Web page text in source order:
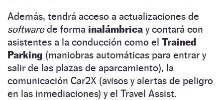
Además, tendrá acceso a actualizaciones de
softwarede forma inalámbrica y contará con
asistentes a la conducción como el Trained
Parking (maniobras automáticas para entrar y
salir de las plazas de aparcamiento), la
comunicación Car2X (avisos y alertas de peligro
en las inmediaciones) y el Travel Assist.